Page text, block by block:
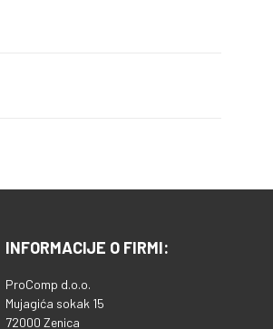
INFORMACIJE O FIRMI:
ProComp d.o.o.
Mujagića sokak 15
72000 Zenica